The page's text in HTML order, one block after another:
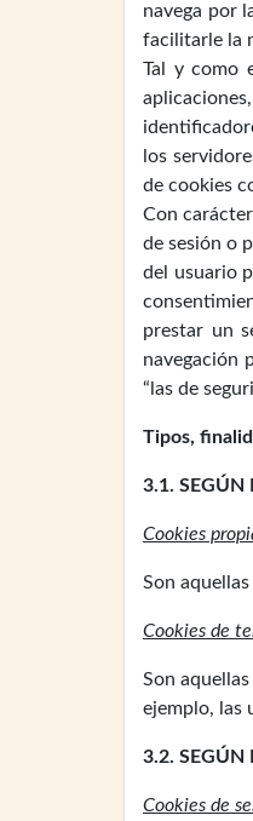
navega por
facilitarle la
Tal y como
los
de cookies
Con
de sesión o
del usuario
prestar un
navegación
“las de
Tipos,
3.1. SEGÚN
Cookies
Son
Cookies de
Son
ejemplo, las
3.2. SEGÚN
Cookies de